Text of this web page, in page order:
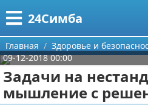
24Симба
Меню
Главная
Категории
Государство и право
Поиск
Главная Здоровье и
09-12-2018 00:00
Задачи на
мышление с